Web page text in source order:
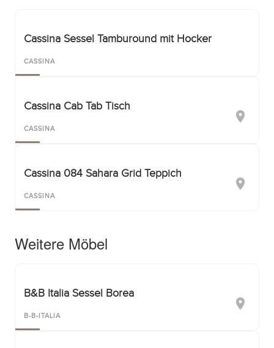
Cassina Sessel Tamburound mit Hocker
CASSINA
Cassina Cab Tab Tisch
CASSINA
Cassina 084 Sahara Grid Teppich
CASSINA
Weitere Möbel
B&B Italia Sessel Borea
B-B-ITALIA